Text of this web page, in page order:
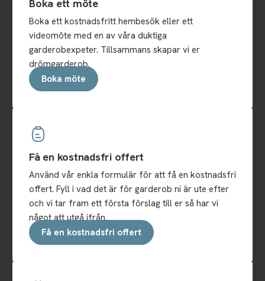
Boka ett möte
Boka ett kostnadsfritt hembesök eller ett
videomöte med en av våra duktiga
garderobexpeter. Tillsammans skapar vi er
drömgarderob.
Boka möte
Få en kostnadsfri offert
Använd vår enkla formulär för att få en kostnadsfri
offert. Fyll i vad det är för garderob ni är ute efter
och vi tar fram ett första förslag till er så har vi
något att utgå ifrån.
Få en kostnadsfri offert